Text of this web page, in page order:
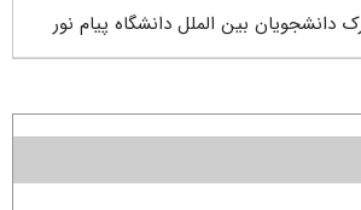
بین الملل دانشگاه پیام نور